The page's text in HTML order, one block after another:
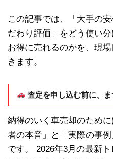
この記事では、「大手の
だわり評価」をどう使い
お得に売れるのかを、現
きます。
査定を申し込む前に、
納得のいく車売却のため
者の本音」と「実際の事
です。 2026年3月の最新